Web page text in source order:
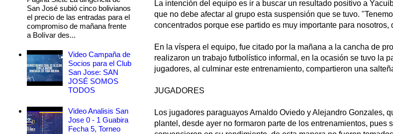
La intención del equipo es ir a buscar un resultado positivo a
que no debe afectar al grupo esta suspensión que se tuvo.
concentrados porque ese partido es muy importante para nosotros,
En la víspera el equipo, fue citado por la mañana a la cancha de
realizaron un trabajo futbolístico informal, en la ocasión se tuvo la
jugadores, al culminar este entrenamiento, compartieron una
JUGADORES
Los jugadores paraguayos Arnaldo Oviedo y Alejandro Gonzales,
plantel, desde ayer no formaron parte de los entrenamientos, pues
San José subió cinco bolivianos
el precio de las entradas para el
compromiso de mañana frente
a Bolívar des...
Video Campaña de
Socios para el Club
San Jose: SAN
JOSÉ SOMOS
TODOS
Video Analisis San
Jose 0 - 1 Guabira
Fecha 5, Torneo